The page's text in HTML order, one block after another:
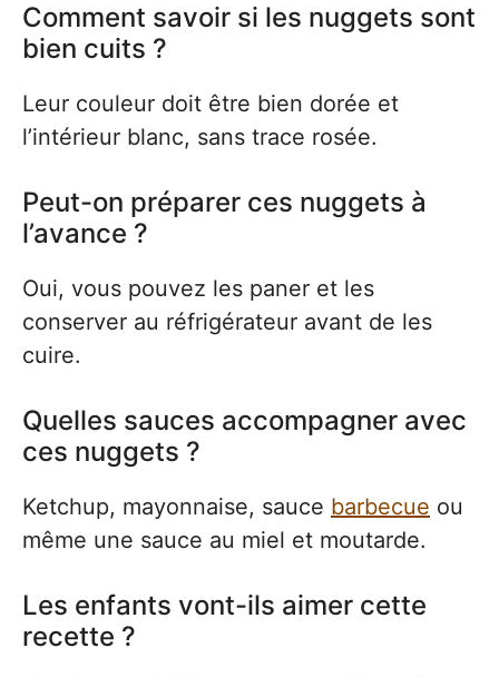
Comment savoir si les nuggets sont
bien cuits ?
Leur couleur doit être bien dorée et
l’intérieur blanc, sans trace rosée.
Peut-on préparer ces nuggets à
l’avance ?
Oui, vous pouvez les paner et les
conserver au réfrigérateur avant de les
cuire.
Quelles sauces accompagner avec
ces nuggets ?
Ketchup, mayonnaise, sauce barbecue ou
même une sauce au miel et moutarde.
Les enfants vont-ils aimer cette
recette ?